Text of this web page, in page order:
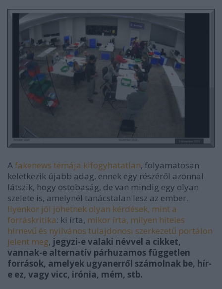
Afakenews témája kifogyhatatlan, folyamatosan
keletkezik újabb adag, ennek egy részéről azonnal
látszik, hogy ostobaság, de van mindig egy olyan
szelete is, amelynél tanácstalan lesz az ember.
Ilyenkor jól jöhetnek olyan kérdések, mint a
forráskritika: ki írta, mikor írta, milyen hiteles
hírnevű és nyilvános tulajdonosi szerkezetű portálon
jelent meg, jegyzi-e valaki névvel a cikket,
vannak-e alternatív párhuzamos független
források, amelyek ugyanerről számolnak be, hír-
e ez, vagy vicc, irónia, mém, stb.